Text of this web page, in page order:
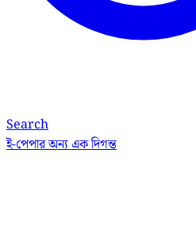
Search
ই-পেপারঅন্য এক দিগন্ত